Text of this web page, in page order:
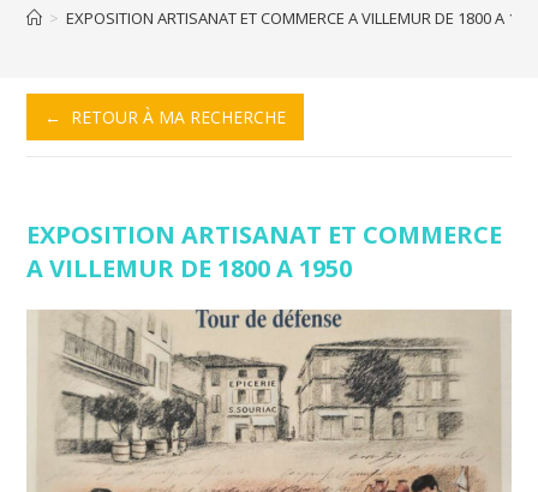
> EXPOSITION ARTISANAT ET COMMERCE A VILLEMUR DE 1800 A
← RETOUR À MA RECHERCHE
EXPOSITION ARTISANAT ET COMMERCE
A VILLEMUR DE 1800 A 1950